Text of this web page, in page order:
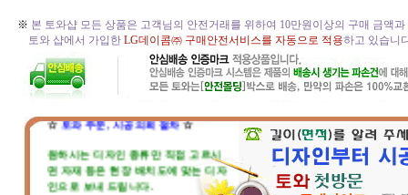
※ 본 토와샵 모든 상품은 고객님의 안전거래를 위하여 10만원이상의 구매 금액
토와 샵에서 가입한 LG데이콤㈜ 구매안전서비스를 자동으로 적용하고 있습니
☆토와 주문, 시공의뢰 절차☆
면 자재 등은 현장 배치도에 맞는 디자
인으로 보내 드립니다.